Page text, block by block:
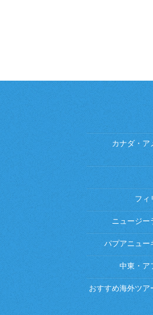
カナダ・ア
フィ
ニュージー
パプアニュー
中東・ア
おすすめ海外ツア